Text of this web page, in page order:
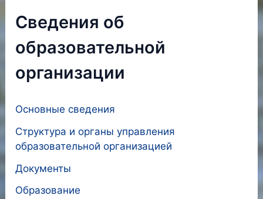
Сведения об
образовательной
организации
Основные сведения
Структура и органы управления
образовательной организацией
Документы
Образование